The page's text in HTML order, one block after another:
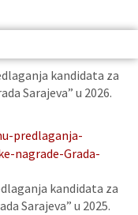
kandidata za
Sarajeva” u 2026.
predlaganja-
nagrade-Grada-
kandidata za
Sarajeva” u 2025.